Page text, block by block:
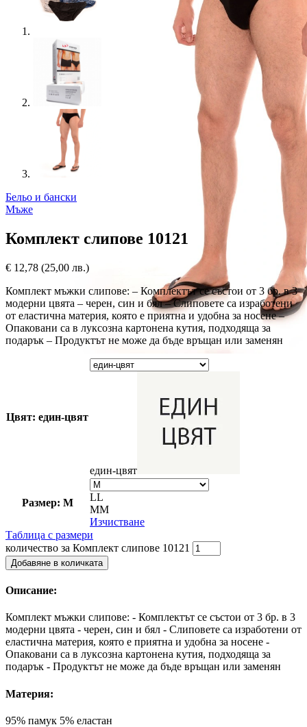
Бельо и бански
Мъже
Комплект слипове 10121
€ 12,78 (25,00 лв.)
Комплект мъжки слипове: – Комплектът се състои от 3 бр. в 3
модерни цвята – черен, син и бял – Слиповете са изработени
от еластична материя, която е приятна и удобна за носене –
Опаковани са в луксозна картонена кутия, подходяща за
подарък – Продуктът не може да бъде връщан или заменян
Цвят: един-цвят
един-цвят
Размер: M LL
MM
Изчистване
Таблица с размери
количество за Комплект слипове 10121
Добавяне в количката
Описание:
Комплект мъжки слипове: - Комплектът се състои от 3 бр. в 3
модерни цвята - черен, син и бял - Слиповете са изработени от
еластична материя, която е приятна и удобна за носене -
Опаковани са в луксозна картонена кутия, подходяща за
подарък - Продуктът не може да бъде връщан или заменян
Материя:
95% памук 5% еластан